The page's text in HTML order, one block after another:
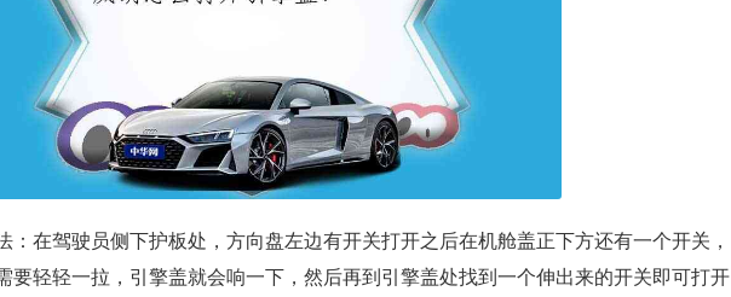
：在驾驶员侧下护板处，方向盘左边有开关打开之后在机舱盖正下方还有一个开关，
要轻轻一拉，引擎盖就会响一下，然后再到引擎盖处找到一个伸出来的开关即可打开